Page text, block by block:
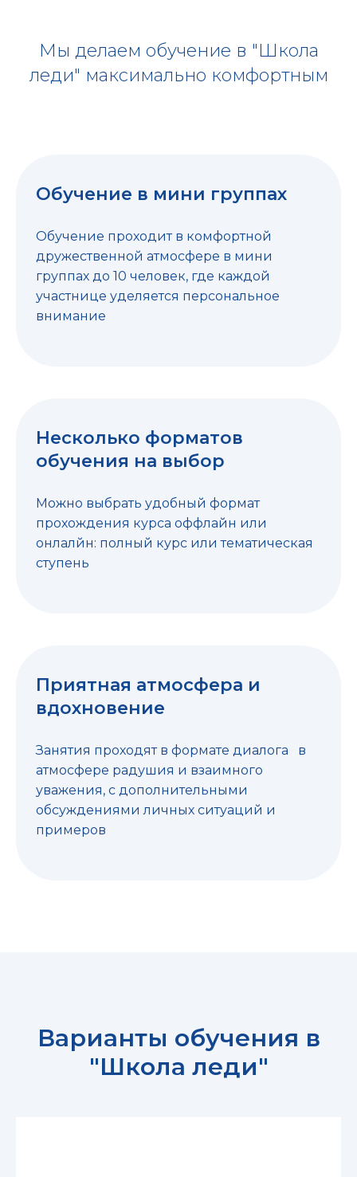
Мы делаем обучение в "Школа
леди" максимально комфортным
Обучение в мини группах
Обучение проходит в комфортной
дружественной атмосфере в мини
группах до 10 человек, где каждой
участнице уделяется персональное
внимание
Несколько форматов
обучения на выбор
Можно выбрать удобный формат
прохождения курса оффлайн или
онлалйн: полный курс или тематическая
ступень
Приятная атмосфера и
вдохновение
Занятия проходят в формате диалога в
атмосфере радушия и взаимного
уважения, с дополнительными
обсуждениями личных ситуаций и
примеров
Варианты обучения в
"Школа леди"